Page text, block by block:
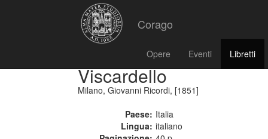
Corago
Opere Eventi Libretti
Viscardello
Milano, Giovanni Ricordi, [1851]
Paese: Italia
Lingua: italiano